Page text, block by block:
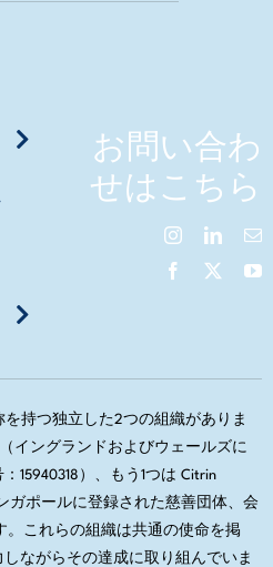
お問い合わ
せはこちら
を持つ独立した2つの組織がありま
（イングランドおよびウェールズに
15940318）、もう1つは Citrin
ガポールに登録された慈善団体、会
。これらの組織は共通の使命を掲
ながらその達成に取り組んでいま